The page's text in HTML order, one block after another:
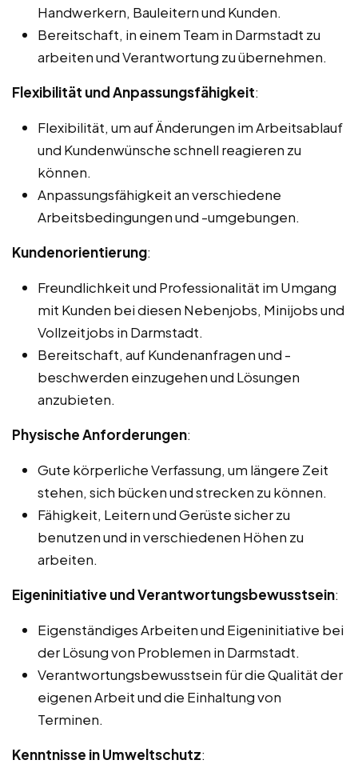
Handwerkern, Bauleitern und Kunden.
Bereitschaft, in einem Team in Darmstadt zu
arbeiten und Verantwortung zu übernehmen.
Flexibilität und Anpassungsfähigkeit:
Flexibilität, um auf Änderungen im Arbeitsablauf
und Kundenwünsche schnell reagieren zu
können.
Anpassungsfähigkeit an verschiedene
Arbeitsbedingungen und -umgebungen.
Kundenorientierung:
Freundlichkeit und Professionalität im Umgang
mit Kunden bei diesen Nebenjobs, Minijobs und
Vollzeitjobs in Darmstadt.
Bereitschaft, auf Kundenanfragen und -
beschwerden einzugehen und Lösungen
anzubieten.
Physische Anforderungen:
Gute körperliche Verfassung, um längere Zeit
stehen, sich bücken und strecken zu können.
Fähigkeit, Leitern und Gerüste sicher zu
benutzen und in verschiedenen Höhen zu
arbeiten.
Eigeninitiative und Verantwortungsbewusstsein:
Eigenständiges Arbeiten und Eigeninitiative bei
der Lösung von Problemen in Darmstadt.
Verantwortungsbewusstsein für die Qualität der
eigenen Arbeit und die Einhaltung von
Terminen.
Kenntnisse in Umweltschutz: